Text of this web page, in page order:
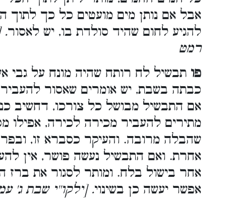
אבל אם נותן מים מועטים כל כך לתוך
להגיע לחום שהיד סולדת בו, יש לאסור.
רמט
פו תבשיל לח רותח שהיה מונח על גבי
כבתה בשבת, יש אומרים שאסור
אם התבשיל מבושל כל צורכו, דחשיב
מתירים להעביר מכירה לכירה, אפילו
שהבלה מרובה. והעיקר כסברא זו,
אחרת. ואם התבשיל נעשה פושר, אין
אחר בישול בלח. ומותר לסגור את
אפשר יעשה כן בשינוי. [ילקו''י שבת ג'